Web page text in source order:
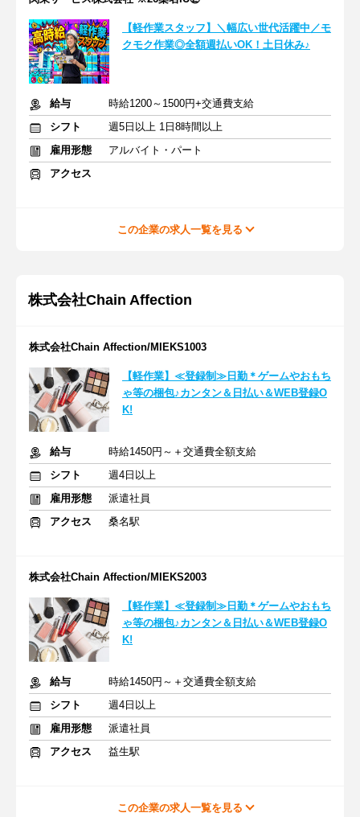
【軽作業スタッフ】＼幅広い世代活躍中／モ
クモク作業◎全額週払いOK！土日休み♪
給与
時給1200～1500円+交通費支給
シフト
週5日以上 1日8時間以上
雇用形態
アルバイト・パート
アクセス
この企業の求人一覧を見る
株式会社Chain Affection
株式会社Chain Affection/MIEKS1003
【軽作業】≪登録制≫日勤＊ゲームやおもち
ゃ等の梱包♪カンタン＆日払い＆WEB登録O
K!
給与
時給1450円～＋交通費全額支給
シフト
週4日以上
雇用形態
派遣社員
アクセス
桑名駅
株式会社Chain Affection/MIEKS2003
【軽作業】≪登録制≫日勤＊ゲームやおもち
ゃ等の梱包♪カンタン＆日払い＆WEB登録O
K!
給与
時給1450円～＋交通費全額支給
シフト
週4日以上
雇用形態
派遣社員
アクセス
益生駅
この企業の求人一覧を見る